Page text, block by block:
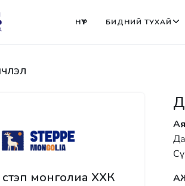
НҮҮР БИДНИЙ ТУХАЙ
монголиа ХХК